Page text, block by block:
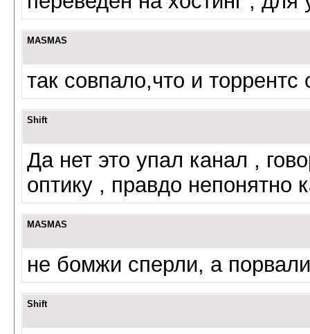
MASMAS
так совпало,что и торрентс
Shift
Да нет это упал канал ,
оптику , правдо непонятно
MASMAS
не бомжи сперли, а
Shift